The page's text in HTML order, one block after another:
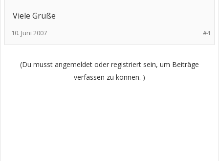
Viele Grüße
#4
10. Juni 2007
(Du musst angemeldet oder registriert sein, um Beiträge
verfassen zu können. )